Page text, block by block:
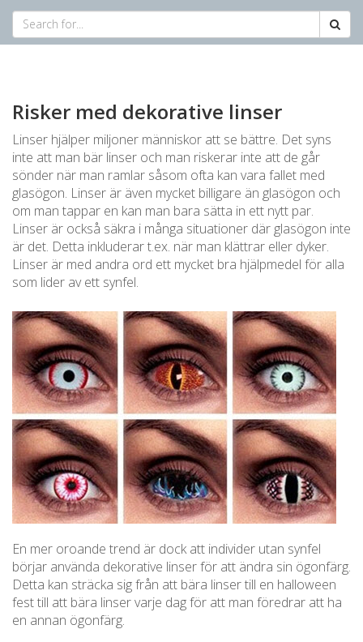
Risker med dekorative linser
Linser hjälper miljoner människor att se bättre. Det syns
inte att man bär linser och man riskerar inte att de går
sönder när man ramlar såsom ofta kan vara fallet med
glasögon. Linser är även mycket billigare än glasögon och
om man tappar en kan man bara sätta in ett nytt par.
Linser är också säkra i många situationer där glasögon inte
är det. Detta inkluderar t.ex. när man klättrar eller dyker.
Linser är med andra ord ett mycket bra hjälpmedel för alla
som lider av ett synfel.
En mer oroande trend är dock att individer utan synfel
börjar använda dekorative linser för att ändra sin ögonfärg.
Detta kan sträcka sig från att bära linser till en halloween
fest till att bära linser varje dag för att man föredrar att ha
en annan ögonfärg.